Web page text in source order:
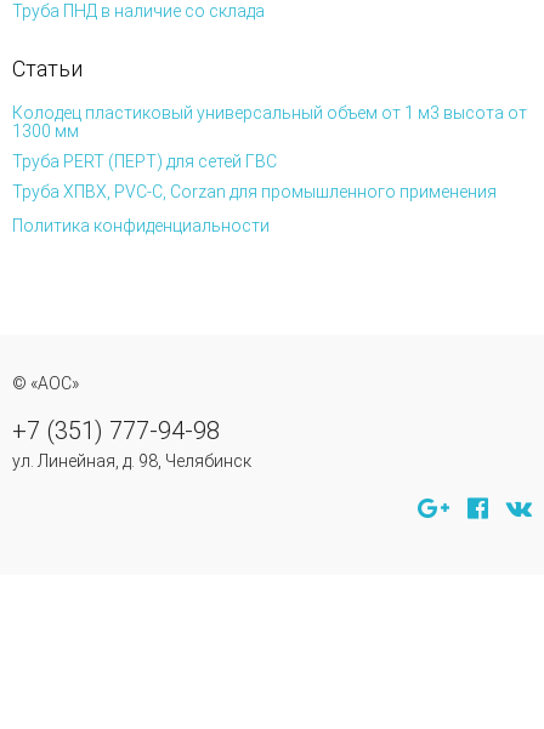
Труба ПНД в наличие со склада
Статьи
Колодец пластиковый универсальный объем от 1 м3 высота от
1300 мм
Труба PERT (ПЕРТ) для сетей ГВС
Труба ХПВХ, PVC-C, Corzan для промышленного применения
Политика конфиденциальности
© «АОС»
+7 (351) 777-94-98
ул. Линейная, д. 98, Челябинск